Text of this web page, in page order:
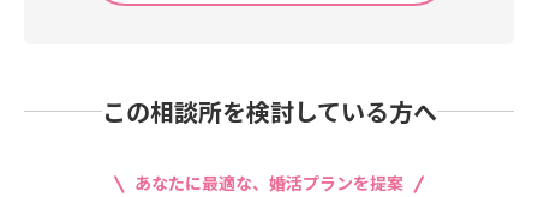
この相談所を検討している方へ
あなたに最適な、婚活プランを提案